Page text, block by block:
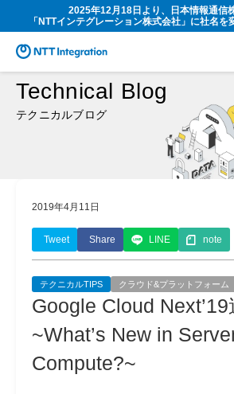
2025年12月18日より、日本情報通信
「NTTインテグレーション株式会社」に社名を
Technical Blog
テクニカルブログ
2019年4月11日
Tweet Share LINE note
テクニカルTIPS クラウド&プラットフォーム
Google Cloud Next’19
~What’s New in
Compute?~